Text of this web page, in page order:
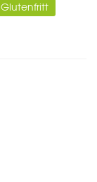
Glutenfritt